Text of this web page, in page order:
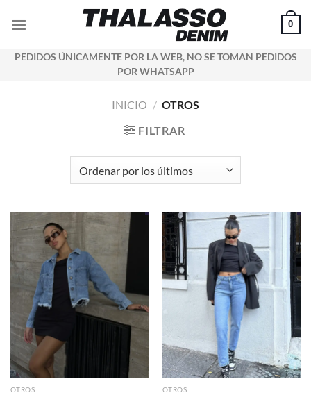
0
PEDIDOS ÚNICAMENTE POR LA WEB, NO SE TOMAN PEDIDOS
POR WHATSAPP
INICIO / OTROS
FILTRAR
OTROS OTROS